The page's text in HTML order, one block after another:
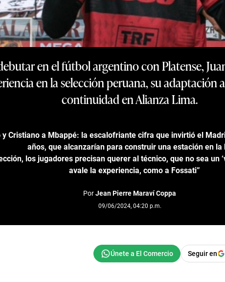
en el fútbol argentino con Platense,
en la selección peruana, su adaptación
continuidad en Alianza Lima.
y Cristiano a Mbappé: la escalofriante cifra que invirtió el
años, que alcanzarían para construir una estación en la
los jugadores precisan querer al técnico, que no sea un
avale la experiencia, como a Fossati”
PorJean Pierre Maraví Coppa
09/06/2024, 04:20 p.m.
Seguir en